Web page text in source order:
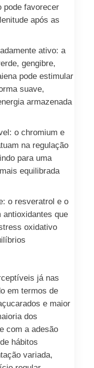
pode favorecer
após as
ativo: a
gengibre,
pode estimular
suave,
armazenada
o chromium e
na regulação
para uma
equilibrada
o resveratrol e o
antioxidantes que
oxidativo
já nas
em termos de
e maior
dos
com a adesão
hábitos
variada,